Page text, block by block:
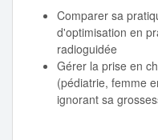
Comparer sa
d'optimisation en
radioguidée
Gérer la prise en
(pédiatrie, femme
ignorant sa